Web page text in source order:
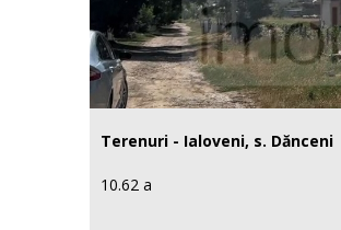
Terenuri - Ialoveni, s. Dănceni
10.62 a